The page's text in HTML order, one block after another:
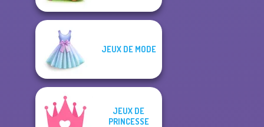
JEUX DE MODE
JEUX DE
PRINCESSE